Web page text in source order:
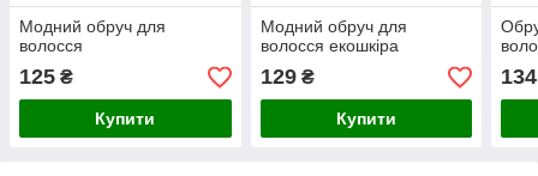
Модний обруч для
волосся
125 ₴
Купити
Модний обруч для
волосся екошкіра
129₴
Купити
134